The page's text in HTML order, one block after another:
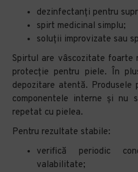
dezinfectanți pentru
spirt medicinal simplu;
soluții improvizate sau
Spirtul are vâscozitate foarte
protecție pentru piele. În
depozitare atentă.
componentele interne și nu
repetat cu pielea.
Pentru rezultate stabile:
verifică periodic
valabilitate;